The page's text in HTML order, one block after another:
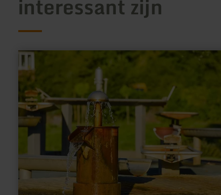
interessant zijn
meer
over:
Waterspeelplaats
het
kuurpark
Gerolstein